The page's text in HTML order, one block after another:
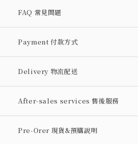
FAQ 常見問題
Payment 付款方式
Delivery 物流配送
After-sales services 售後服務
Pre-Orer 現貨&預購說明